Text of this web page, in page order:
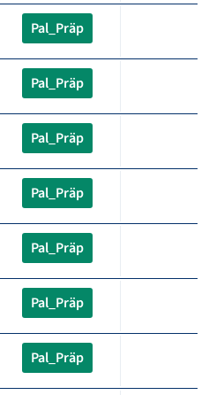
Pal_Präp
Pal_Präp
Pal_Präp
Pal_Präp
Pal_Präp
Pal_Präp
Pal_Präp